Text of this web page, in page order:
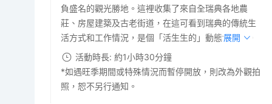
負盛名的觀光勝地。這裡收集了來自全瑞典各地農
莊、房屋建築及古老街道，在這可看到瑞典的傳統生
活方式和工作情況，是個「活生生的」動態博物館。
展開
活動時長: 約1小時30分鐘
*如遇旺季期間或特殊情況而暫停開放，則改為外觀拍
照，恕不另行通知。